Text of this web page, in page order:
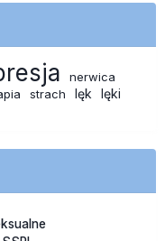
nerwica
strach lęk lęki